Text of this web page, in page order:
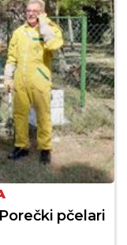
pčelari